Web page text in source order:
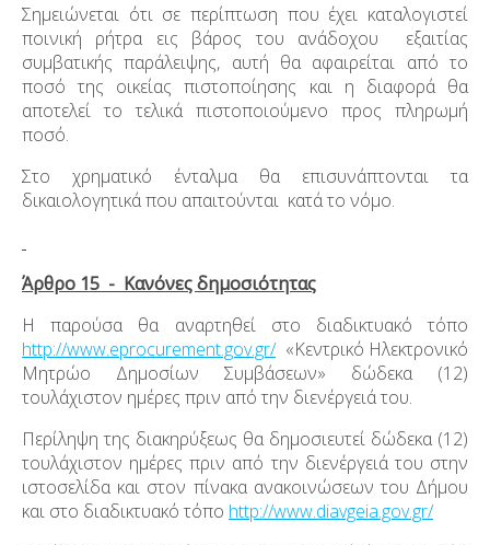
Σημειώνεται ότι σε περίπτωση που έχει καταλογιστεί
ποινική ρήτρα εις βάρος του ανάδοχου εξαιτίας
συμβατικής παράλειψης, αυτή θα αφαιρείται από το
ποσό της οικείας πιστοποίησης και η διαφορά θα
αποτελεί το τελικά πιστοποιούμενο προς πληρωμή
ποσό.
Στο χρηματικό ένταλμα θα επισυνάπτονται τα
δικαιολογητικά που απαιτούνται κατά το νόμο.
Άρθρο 15 - Κανόνες δημοσιότητας
Η παρούσα θα αναρτηθεί στο διαδικτυακό τόπο
http://www.eprocurement.gov.gr/«Κεντρικό Ηλεκτρονικό
Μητρώο Δημοσίων Συμβάσεων» δώδεκα (12)
τουλάχιστον ημέρες πριν από την διενέργειά του.
Περίληψη της διακηρύξεως θα δημοσιευτεί δώδεκα (12)
τουλάχιστον ημέρες πριν από την διενέργειά του στην
ιστοσελίδα και στον πίνακα ανακοινώσεων του Δήμου
και στο διαδικτυακό τόπο http://www.diavgeia.gov.gr/